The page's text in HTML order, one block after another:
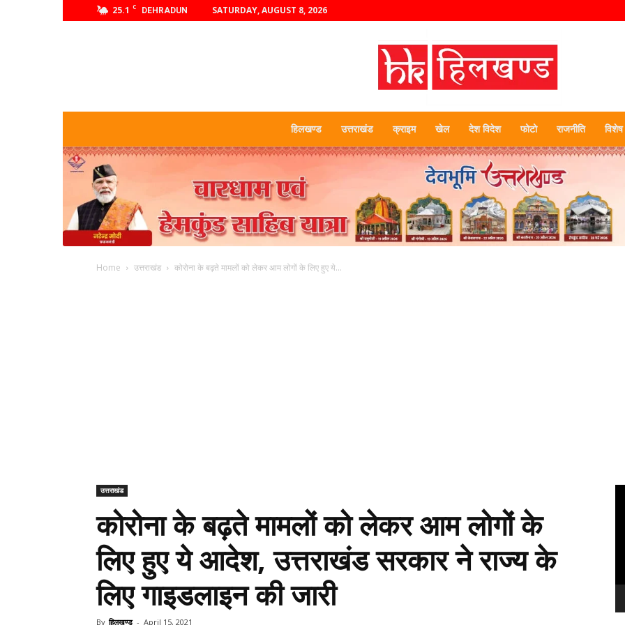
25.1 C DEHRADUN SATURDAY, AUGUST 8, 2026
हिलखण्ड
हिलखण्ड उत्तराखंड क्राइम खेल देश विदेश फोटो राजनीति विशेष
Home उत्तराखंड कोरोना के बढ़ते मामलों को लेकर आम लोगों के लिए हुए ये...
उत्तराखंड
कोरोना के बढ़ते मामलों को लेकर आम लोगों के
लिए हुए ये आदेश, उत्तराखंड सरकार ने राज्य के
लिए गाइडलाइन की जारी
By हिलखण्ड - April 15, 2021